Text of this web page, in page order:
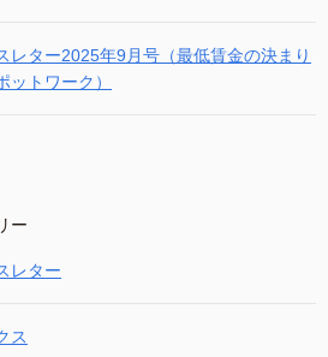
レター2025年9月号（最低賃金の決まり
ットワーク）
ー
レター
ス